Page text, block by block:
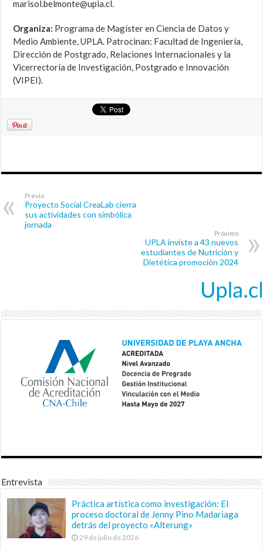
marisol.belmonte@upla.cl.
Organiza: Programa de Magíster en Ciencia de Datos y
Medio Ambiente, UPLA. Patrocinan: Facultad de Ingeniería,
Dirección de Postgrado, Relaciones Internacionales y la
Vicerrectoría de Investigación, Postgrado e Innovación
(VIPEI).
Previo
Proyecto Social CreaLab cierra
sus actividades con simbólica
jornada
Próximo
UPLA inviste a 43 nuevos
estudiantes de Nutrición y
Dietética promoción 2024
Entrevista
Práctica artística como investigación: El
proceso doctoral de Jenny Pino Madariaga
detrás del proyecto «Alterung»
29 de julio de 2026